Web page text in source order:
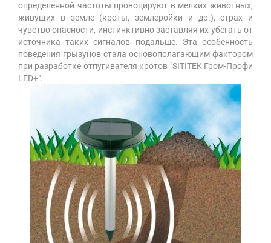
определенной частоты провоцируют в мелких животных,
живущих в земле (кроты, землеройки и др.), страх и
чувство опасности, инстинктивно заставляя их убегать от
источника таких сигналов подальше. Эта особенность
поведения грызунов стала основополагающим фактором
при разработке отпугивателя кротов "SITITEK Гром-Профи
LED+".